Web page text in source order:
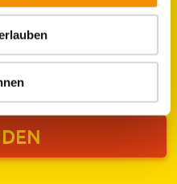
meiner Daten gemäß